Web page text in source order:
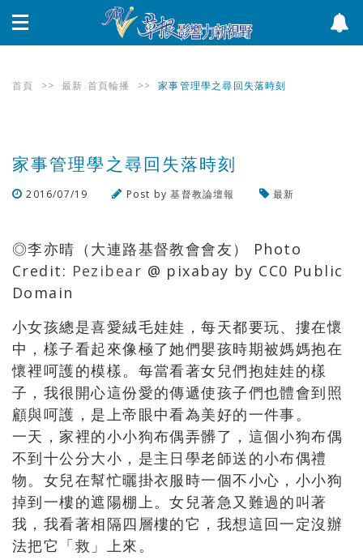
首頁 >> 最新 首頁輪播 >> 家事管理學之尋回失落時刻
家事管理學之尋回失落時刻
2016/07/19 Post by基督教論壇報
最新
◎李亦晴（大連路基督教會會友） Photo
Credit: Pezibear @ pixabay by CC0 Public
Domain
小女孩總是喜愛絨毛娃娃，每天都要玩、摟在懷
中，樣子看起來像極了她們嬰孩時期被媽媽抱在
懷裡呵護的模樣。每當看著女兒們抱娃娃的樣
子，我很開心這份愛的傳遞使孩子們也體會到照
顧與呵護，是上帝眼中看為美好的一件事。
一天，家裡的小小狗布偶弄髒了，這個小狗布偶
不到十公分大小，是主日學老師送的小布偶禮
物。女兒在幫忙曬掛衣服時一個不小心，小小狗
掉到一樓的遮陽棚上。女兒著急又難過的叫著
我，我看著相隔四層樓的它，我想這回一定沒辦
法把它「救」上來。